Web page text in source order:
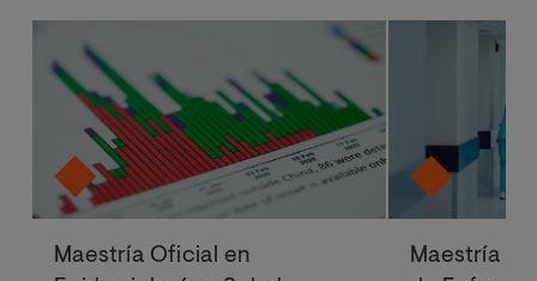
Maestría Oficial en
Maestría